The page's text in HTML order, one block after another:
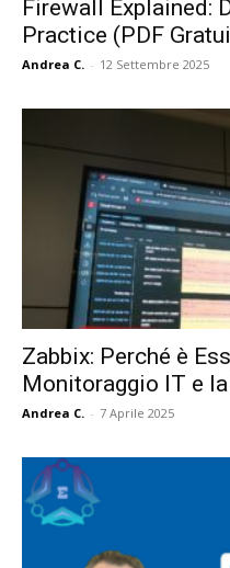
Firewall Explained:
Practice (PDF
Andrea C. - 12 Settembre 2025
Zabbix: Perché è
Monitoraggio IT e
Andrea C. - 7 Aprile 2025